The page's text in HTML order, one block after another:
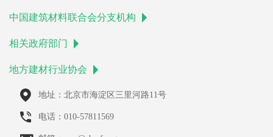
中国建筑材料联合会分支机构
相关政府部门
地方建材行业协会
地址：北京市海淀区三里河路11号
电话：010-57811569